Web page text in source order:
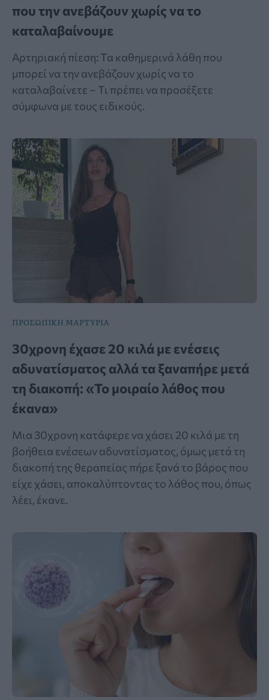
που την ανεβάζουν χωρίς να το
καταλαβαίνουμε
Αρτηριακή πίεση: Τα καθημερινά λάθη που
μπορεί να την ανεβάζουν χωρίς να το
καταλαβαίνετε – Τι πρέπει να προσέξετε
σύμφωνα με τους ειδικούς.
ΠΡΟΣΩΠΙΚΗ ΜΑΡΤΥΡΙΑ
30χρονη έχασε 20 κιλά με ενέσεις
αδυνατίσματος αλλά τα ξαναπήρε μετά
τη διακοπή: «Το μοιραίο λάθος που
έκανα»
Μια 30χρονη κατάφερε να χάσει 20 κιλά με τη
βοήθεια ενέσεων αδυνατίσματος, όμως μετά τη
διακοπή της θεραπείας πήρε ξανά το βάρος που
είχε χάσει, αποκαλύπτοντας το λάθος που, όπως
λέει, έκανε.